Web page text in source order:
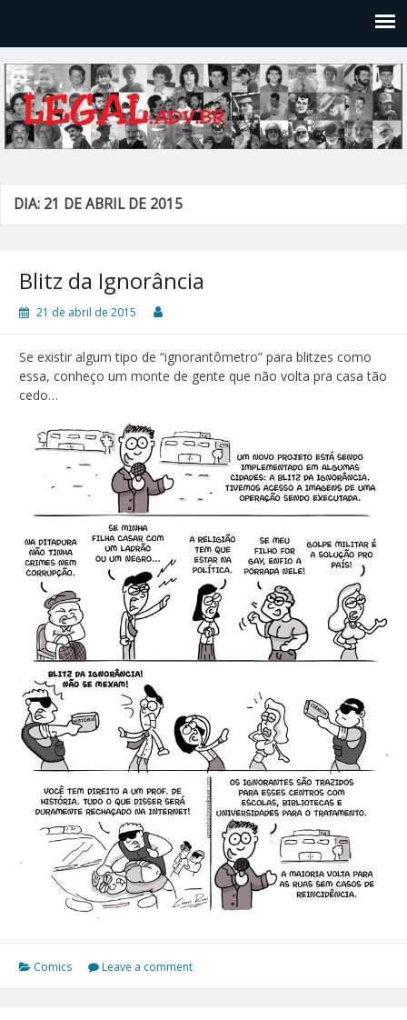
DIA: 21 DE ABRIL DE 2015
Blitz da Ignorância
21 de abril de 2015
Se existir algum tipo de “ignorantômetro” para blitzes como
essa, conheço um monte de gente que não volta pra casa tão
cedo…
Comics Leave a comment